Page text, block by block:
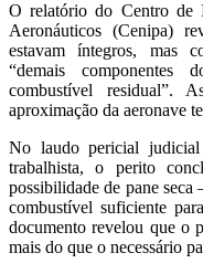
O relatório do Centro de
Aeronáuticos (Cenipa)
estavam íntegros, mas
“demais componentes
combustível residual”.
aproximação da aeronave
No laudo pericial judicial
trabalhista, o perito
possibilidade de pane
combustível suficiente
documento revelou que o
mais do que o necessário